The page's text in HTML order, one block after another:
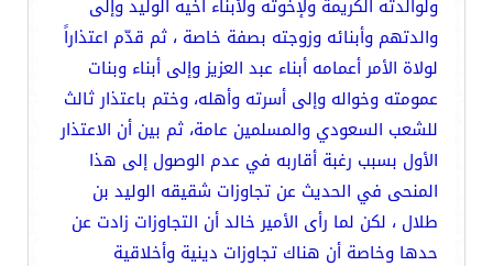
ولوالدته الكريمة ولإخوته ولأبناء أخيه الوليد وإلى
والدتهم وأبنائه وزوجته بصفة خاصة ، ثم قدّم اعتذاراً
لولاة الأمر أعمامه أبناء عبد العزيز وإلى أبناء وبنات
عمومته وخواله وإلى أسرته وأهله، وختم باعتذار ثالث
للشعب السعودي والمسلمين عامة، ثم بين أن الاعتذار
الأول بسبب رغبة أقاربه في عدم الوصول إلى هذا
المنحى في الحديث عن تجاوزات شقيقه الوليد بن
طلال ، لكن لما رأى الأمير خالد أن التجاوزات زادت عن
حدها وخاصة أن هناك تجاوزات دينية وأخلاقية